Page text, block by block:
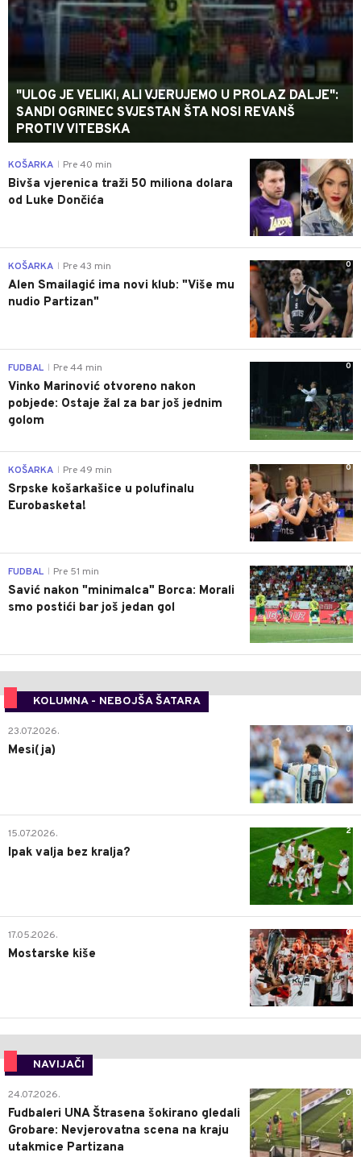
"ULOG JE VELIKI, ALI VJERUJEMO U PROLAZ DALJE":
SANDI OGRINEC SVJESTAN ŠTA NOSI REVANŠ
PROTIV VITEBSKA
0
KOŠARKA Pre 40 min
Bivša vjerenica traži 50 miliona dolara
od Luke Dončića
0
KOŠARKA Pre 43 min
Alen Smailagić ima novi klub: "Više mu
nudio Partizan"
0
FUDBAL Pre 44 min
Vinko Marinović otvoreno nakon
pobjede: Ostaje žal za bar još jednim
golom
0
KOŠARKA Pre 49 min
Srpske košarkašice u polufinalu
Eurobasketa!
0
FUDBAL Pre 51 min
Savić nakon "minimalca" Borca: Morali
smo postići bar još jedan gol
KOLUMNA - NEBOJŠA ŠATARA
0
23.07.2026.
Mesi(ja)
2
15.07.2026.
Ipak valja bez kralja?
0
17.05.2026.
Mostarske kiše
NAVIJAČI
0
24.07.2026.
Fudbaleri UNA Štrasena šokirano gledali
Grobare: Nevjerovatna scena na kraju
utakmice Partizana